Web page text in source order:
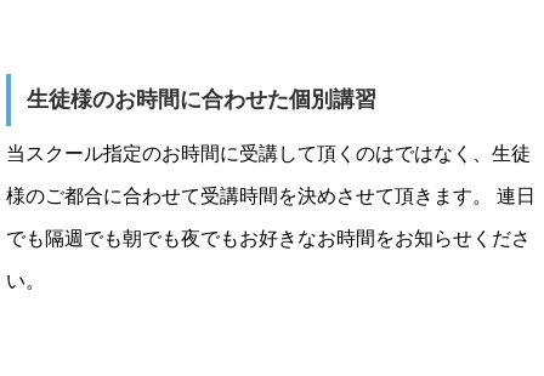
生徒様のお時間に合わせた個別講習
当スクール指定のお時間に受講して頂くのはではなく、生徒
様のご都合に合わせて受講時間を決めさせて頂きます。 連日
でも隔週でも朝でも夜でもお好きなお時間をお知らせくださ
い。